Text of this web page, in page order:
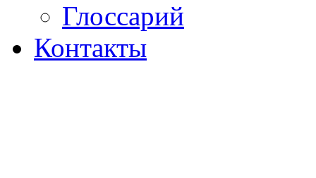
Глоссарий
Контакты